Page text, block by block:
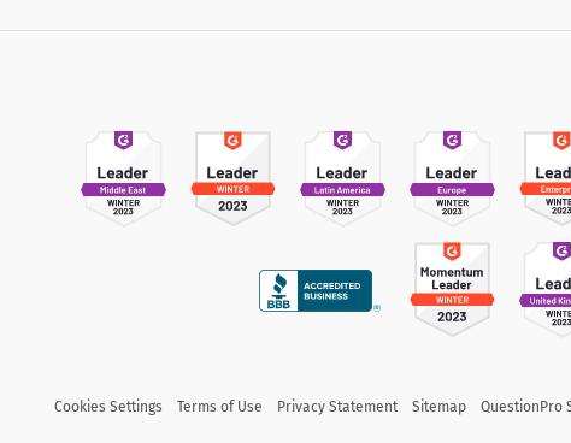
Sitemap
Privacy Statement
Terms of Use
Cookies Settings